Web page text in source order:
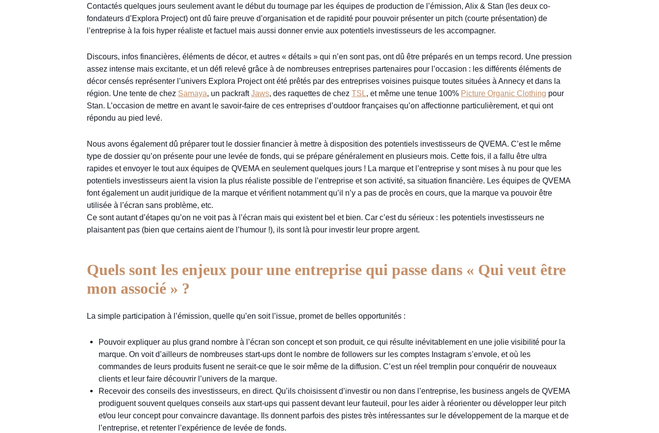
Contactés quelques jours seulement avant le début du tournage par les équipes de production de l’émission, Alix & Stan (les deux co-
fondateurs d’Explora Project) ont dû faire preuve d’organisation et de rapidité pour pouvoir présenter un pitch (courte présentation) de
l’entreprise à la fois hyper réaliste et factuel mais aussi donner envie aux potentiels investisseurs de les accompagner.
Discours, infos financières, éléments de décor, et autres « détails » qui n’en sont pas, ont dû être préparés en un temps record. Une pression
assez intense mais excitante, et un défi relevé grâce à de nombreuses entreprises partenaires pour l’occasion : les différents éléments de
décor censés représenter l’univers Explora Project ont été prêtés par des entreprises voisines puisque toutes situées à Annecy et dans la
région. Une tente de chez Samaya, un packraftJaws, des raquettes de chez TSL, et même une tenue 100% Picture Organic Clothing pour
Stan. L’occasion de mettre en avant le savoir-faire de ces entreprises d’outdoor françaises qu’on affectionne particulièrement, et qui ont
répondu au pied levé.
Nous avons également dû préparer tout le dossier financier à mettre à disposition des potentiels investisseurs de QVEMA. C’est le même
type de dossier qu’on présente pour une levée de fonds, qui se prépare généralement en plusieurs mois. Cette fois, il a fallu être ultra
rapides et envoyer le tout aux équipes de QVEMA en seulement quelques jours ! La marque et l’entreprise y sont mises à nu pour que les
potentiels investisseurs aient la vision la plus réaliste possible de l’entreprise et son activité, sa situation financière. Les équipes de QVEMA
font également un audit juridique de la marque et vérifient notamment qu’il n’y a pas de procès en cours, que la marque va pouvoir être
utilisée à l’écran sans problème, etc.
Ce sont autant d’étapes qu’on ne voit pas à l’écran mais qui existent bel et bien. Car c’est du sérieux : les potentiels investisseurs ne
plaisantent pas (bien que certains aient de l’humour !), ils sont là pour investir leur propre argent.
Quels sont les enjeux pour une entreprise qui passe dans « Qui veut être
mon associé » ?
La simple participation à l’émission, quelle qu’en soit l’issue, promet de belles opportunités :
Pouvoir expliquer au plus grand nombre à l’écran son concept et son produit, ce qui résulte inévitablement en une jolie visibilité pour la
marque. On voit d’ailleurs de nombreuses start-ups dont le nombre de followers sur les comptes Instagram s’envole, et où les
commandes de leurs produits fusent ne serait-ce que le soir même de la diffusion. C’est un réel tremplin pour conquérir de nouveaux
clients et leur faire découvrir l’univers de la marque.
Recevoir des conseils des investisseurs, en direct. Qu’ils choisissent d’investir ou non dans l’entreprise, les business angels de QVEMA
prodiguent souvent quelques conseils aux start-ups qui passent devant leur fauteuil, pour les aider à réorienter ou développer leur pitch
et/ou leur concept pour convaincre davantage. Ils donnent parfois des pistes très intéressantes sur le développement de la marque et de
l’entreprise, et retenter l’expérience de levée de fonds.